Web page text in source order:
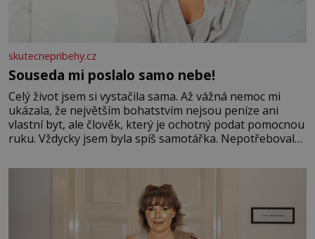
skutecnepribehy.cz
Souseda mi poslalo samo nebe!
Celý život jsem si vystačila sama. Až vážná nemoc mi
ukázala, že největším bohatstvím nejsou peníze ani
vlastní byt, ale člověk, který je ochotný podat pomocnou
ruku. Vždycky jsem byla spíš samotářka. Nepotřebovala
mi knihy, práce a hlavně klid. Hned po studiích jsem